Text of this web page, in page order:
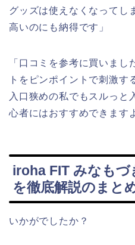
グッズは使えなくなってし
高いのにも納得です」
「口コミを参考に買いまし
トをピンポイントで刺激す
入口狭めの私でもスルっと
心者にはおすすめできます
iroha FIT みなもづ
を徹底解説のまと
いかがでしたか？